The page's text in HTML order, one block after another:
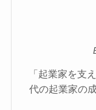
「起業家を支
代の起業家の